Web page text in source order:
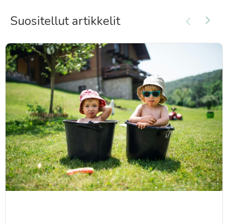
Suositellut artikkelit